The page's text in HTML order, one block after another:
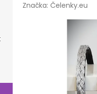
Značka: Čelenky.eu